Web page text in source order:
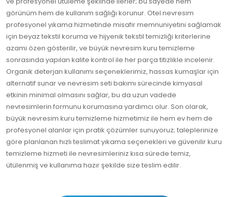
görünüm hem de kullanım sağlığı korunur. Otel nevresim
profesyonel yıkama hizmetinde misafir memnuniyetini sağlamak
için beyaz tekstil koruma ve hijyenik tekstil temizliği kriterlerine
azami özen gösterilir, ve büyük nevresim kuru temizleme
sonrasında yapılan kalite kontrol ile her parça titizlikle incelenir.
Organik deterjan kullanımı seçeneklerimiz, hassas kumaşlar için
alternatif sunar ve nevresim seti bakımı sürecinde kimyasal
etkinin minimal olmasını sağlar, bu da uzun vadede
nevresimlerin formunu korumasına yardımcı olur. Son olarak,
büyük nevresim kuru temizleme hizmetimiz ile hem ev hem de
profesyonel alanlar için pratik çözümler sunuyoruz; taleplerinize
göre planlanan hızlı teslimat yıkama seçenekleri ve güvenilir kuru
temizleme hizmeti ile nevresimleriniz kısa sürede temiz,
ütülenmiş ve kullanıma hazır şekilde size teslim edilir.